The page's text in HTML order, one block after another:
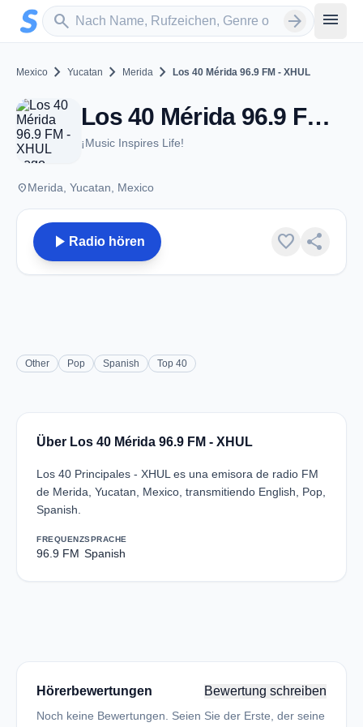
Zum Hauptinhalt springen
search
Sender suchen arrow_forward menu
Mexico chevron_right Yucatan chevron_right Merida chevron_right Los 40 Mérida 96.9 FM - XHUL
Los 40 Mérida 96.9 FM - XHUL - FM 96.9 - Merida, YC
¡Music Inspires Life!
placeMerida, Yucatan, Mexico
play_arrow Radio hören favorite share
Other Pop Spanish Top 40
Über Los 40 Mérida 96.9 FM - XHUL
Los 40 Principales - XHUL es una emisora de radio FM
de Merida, Yucatan, Mexico, transmitiendo English, Pop,
Spanish.
FREQUENZ
96.9 FM
SPRACHE
Spanish
Hörerbewertungen Bewertung schreiben
Noch keine Bewertungen. Seien Sie der Erste, der seine